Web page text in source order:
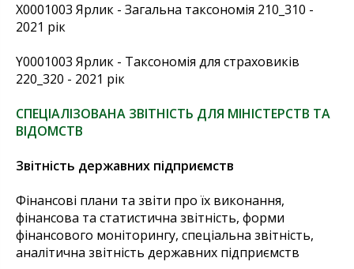
X0001003 Ярлик - Загальна таксономія 210_310 -
2021 рік
Y0001003 Ярлик - Таксономія для страховиків
220_320 - 2021 рік
СПЕЦІАЛІЗОВАНА ЗВІТНІСТЬ ДЛЯ МІНІСТЕРСТВ ТА
ВІДОМСТВ
Звітність державних підприємств
Фінансові плани та звіти про їх виконання,
фінансова та статистична звітність, форми
фінансового моніторингу, спеціальна звітність,
аналітична звітність державних підприємств